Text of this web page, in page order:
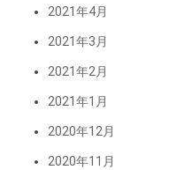
2021年4月
2021年3月
2021年2月
2021年1月
2020年12月
2020年11月